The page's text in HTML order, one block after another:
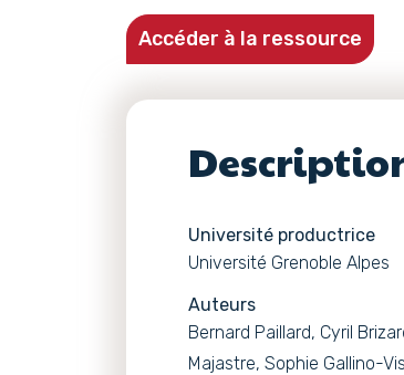
Accéder à la ressource
Université productrice
Université Grenoble Alpes
Auteurs
Bernard Paillard, Cyril
Majastre, Sophie Gallino-